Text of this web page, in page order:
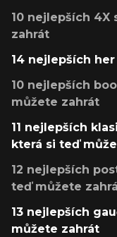
10 nejlepších
zahrát
14 nejlepších
10 nejlepších
můžete zahrát
11 nejlepších
která si teď
12 nejlepších
teď můžete
13 nejlepších
můžete zahrát